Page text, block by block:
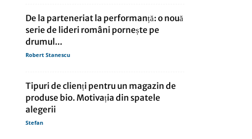
De la parteneriat la performanță: o nouă
serie de lideri români pornește pe
drumul...
Robert Stanescu
Tipuri de clienți pentru un magazin de
produse bio. Motivația din spatele
alegerii
Stefan